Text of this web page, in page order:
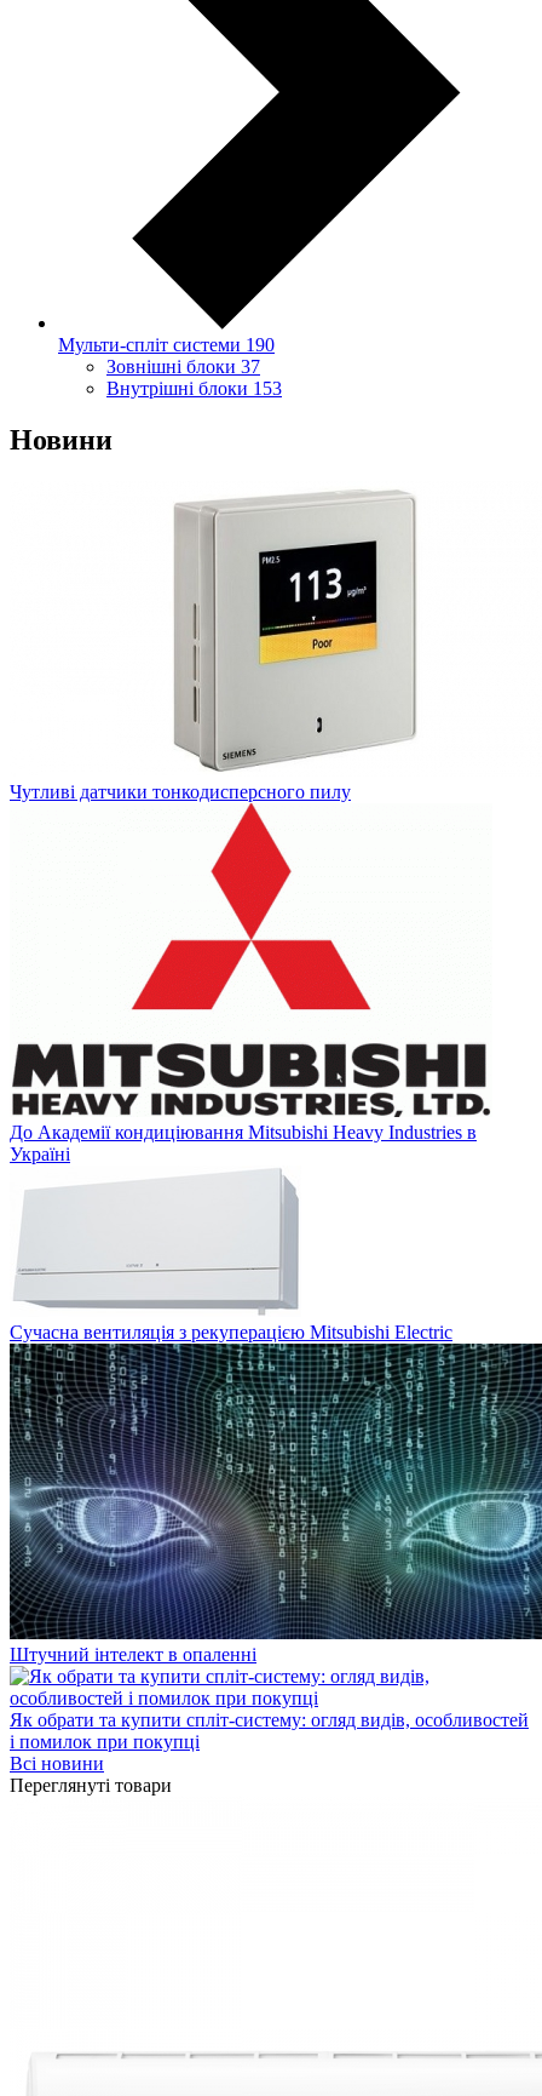
Мульти-спліт системи 190
Зовнішні блоки 37
Внутрішні блоки 153
Новини
Чутливі датчики тонкодисперсного пилу
До Академії кондиціювання Mitsubishi Heavy Industries в
Україні
Сучасна вентиляція з рекуперацією Mitsubishi Electric
Штучний інтелект в опаленні
Як обрати та купити спліт-систему: огляд видів, особливостей
і помилок при покупці
Всі новини
Переглянуті товари